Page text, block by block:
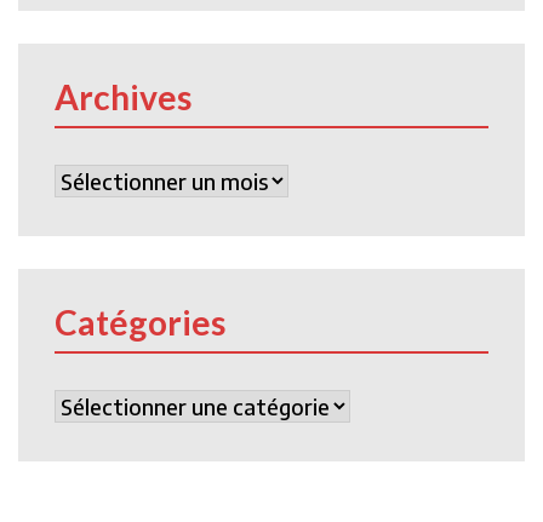
Archives
Archives
Catégories
Catégories